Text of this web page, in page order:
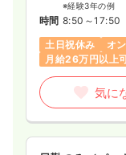
※経験3年の例
時間 8:50～17:50
土日祝休み
オ
月給26万円以上
気に